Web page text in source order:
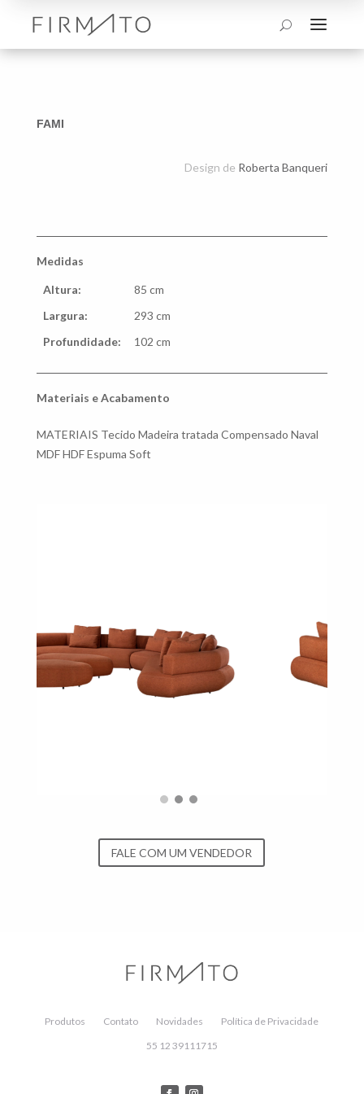
U a
FAMI
Design de Roberta Banqueri
Medidas
Altura:
85 cm
Largura:
293 cm
Profundidade:
102 cm
Materiais e Acabamento
MATERIAIS Tecido Madeira tratada Compensado Naval
MDF HDF Espuma Soft
FALE COM UM VENDEDOR
Produtos Contato Novidades
Política de Privacidade
55 12 39111715